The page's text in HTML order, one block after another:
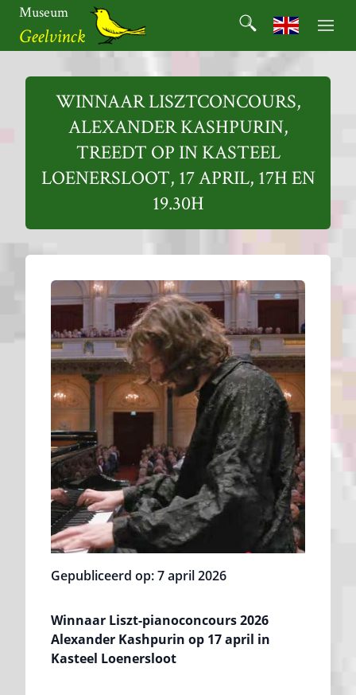
naar
de
Museum
Geelvinck
Geelvinck
Search
Search for:
WINNAAR LISZTCONCOURS,
ALEXANDER KASHPURIN,
TREEDT OP IN KASTEEL
LOENERSLOOT, 17 APRIL, 17H EN
19.30H
Gepubliceerd op: 7 april 2026
Winnaar Liszt-pianoconcours 2026
Alexander Kashpurin op 17 april in
Kasteel Loenersloot